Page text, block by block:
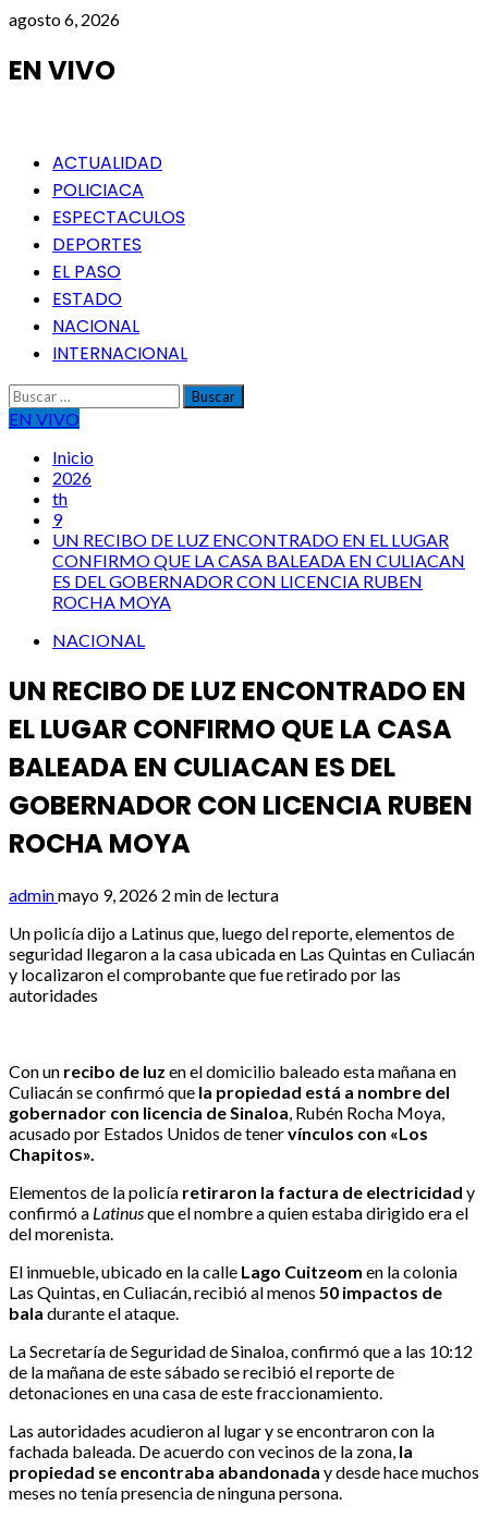
Saltar
contenido
agosto 6, 2026
EN VIVO
Menú
principal
ACTUALIDAD
POLICIACA
ESPECTACULOS
DEPORTES
EL PASO
ESTADO
NACIONAL
INTERNACIONAL
Buscar:
EN VIVO
Inicio
2026
th
9
UN RECIBO DE LUZ ENCONTRADO EN EL LUGAR
CONFIRMO QUE LA CASA BALEADA EN CULIACAN
ES DEL GOBERNADOR CON LICENCIA RUBEN
ROCHA MOYA
NACIONAL
UN RECIBO DE LUZ ENCONTRADO EN
EL LUGAR CONFIRMO QUE LA CASA
BALEADA EN CULIACAN ES DEL
GOBERNADOR CON LICENCIA RUBEN
ROCHA MOYA
adminmayo 9, 2026 2 min de lectura
Un policía dijo a Latinus que, luego del reporte, elementos de
seguridad llegaron a la casa ubicada en Las Quintas en Culiacán
y localizaron el comprobante que fue retirado por las
autoridades
Con un recibo de luz en el domicilio baleado esta mañana en
Culiacán se confirmó que la propiedad está a nombre del
gobernador con licencia de Sinaloa , Rubén Rocha Moya,
acusado por Estados Unidos de tenervínculos con «Los
Chapitos».
Elementos de la policía retiraron la factura de electricidad y
confirmó a Latinusque el nombre a quien estaba dirigido era el
del morenista.
El inmueble, ubicado en la calle Lago Cuitzeom en la colonia
Las Quintas, en Culiacán, recibió al menos 50 impactos de
bala durante el ataque.
La Secretaría de Seguridad de Sinaloa, confirmó que a las 10:12
de la mañana de este sábado se recibió el reporte de
detonaciones en una casa de este fraccionamiento.
Las autoridades acudieron al lugar y se encontraron con la
fachada baleada. De acuerdo con vecinos de la zona, la
propiedad se encontraba abandonada y desde hace muchos
meses no tenía presencia de ninguna persona.